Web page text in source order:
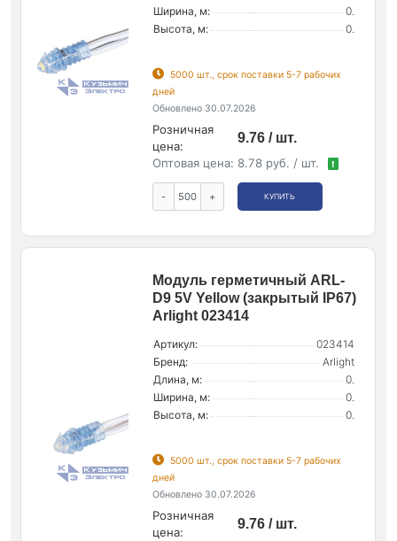
Ширина, м:
0.
Высота, м:
0.
5000 шт., срок поставки 5-7 рабочих
дней
Обновлено 30.07.2026
Розничная
цена:
9.76 / шт.
Оптовая цена: 8.78 руб. / шт. !
- + КУПИТЬ
Модуль герметичный ARL-
D9 5V Yellow (закрытый IP67)
Arlight 023414
Артикул:
023414
Бренд:
Arlight
Длина, м:
0.
Ширина, м:
0.
Высота, м:
0.
5000 шт., срок поставки 5-7 рабочих
дней
Обновлено 30.07.2026
Розничная
цена:
9.76 / шт.